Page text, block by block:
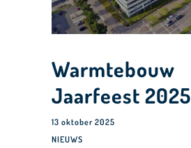
Warmtebouw
Jaarfeest 2025
13 oktober 2025
NIEUWS